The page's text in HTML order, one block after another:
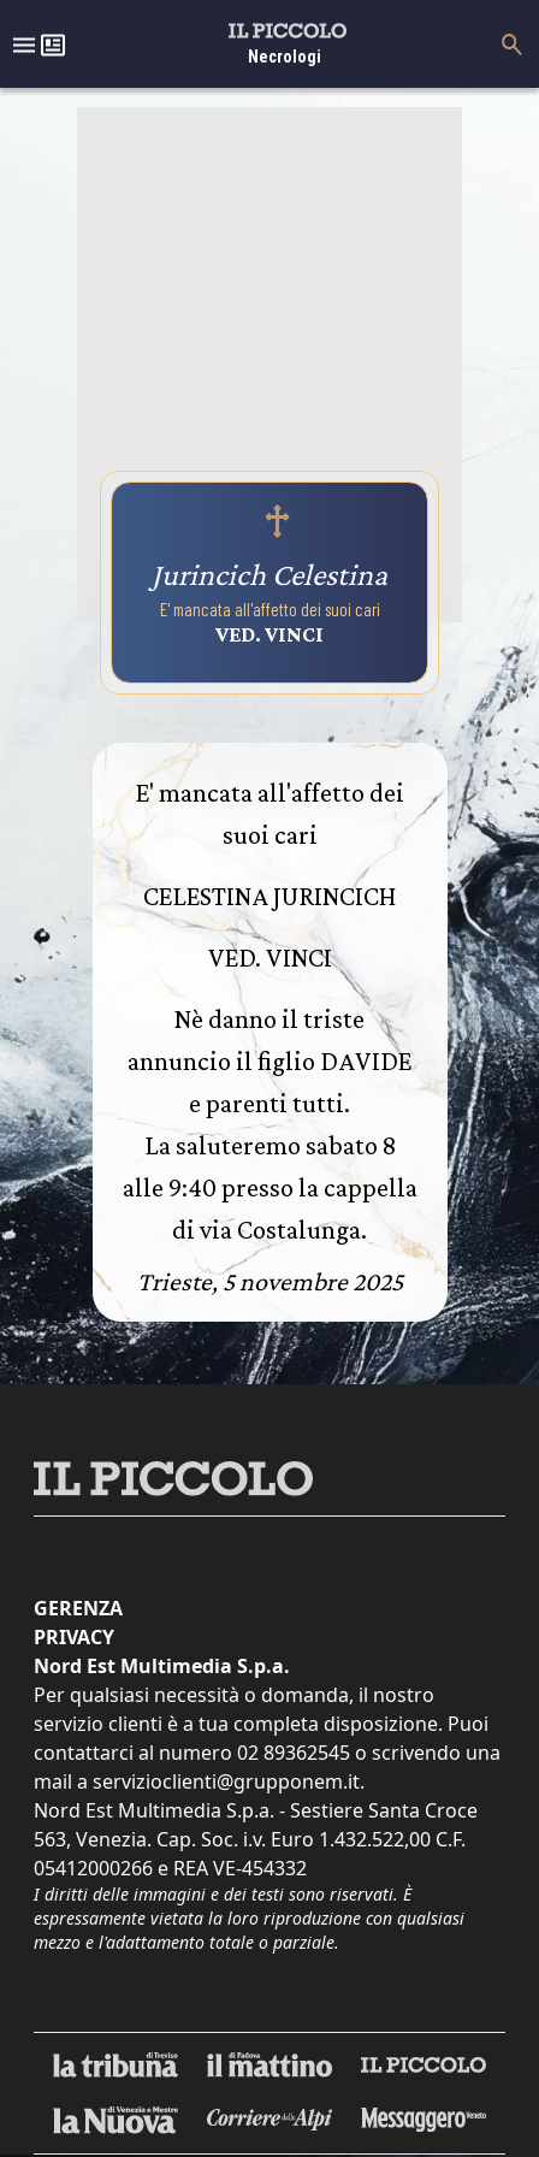
Necrologi
Jurincich Celestina
E' mancata all'affetto dei suoi cari
VED. VINCI
E' mancata all'affetto dei
suoi cari
CELESTINA JURINCICH
VED. VINCI
Nè danno il triste
annuncio il figlio DAVIDE
e parenti tutti.
La saluteremo sabato 8
alle 9:40 presso la cappella
di via Costalunga.
Trieste, 5 novembre 2025
GERENZA
PRIVACY
Nord Est Multimedia S.p.a.
Per qualsiasi necessità o domanda, il nostro
servizio clienti è a tua completa disposizione. Puoi
contattarci al numero 02 89362545 o scrivendo una
mail a servizioclienti@grupponem.it.
Nord Est Multimedia S.p.a. - Sestiere Santa Croce
563, Venezia. Cap. Soc. i.v. Euro 1.432.522,00 C.F.
05412000266 e REA VE-454332
I diritti delle immagini e dei testi sono riservati. È
espressamente vietata la loro riproduzione con qualsiasi
mezzo e l'adattamento totale o parziale.